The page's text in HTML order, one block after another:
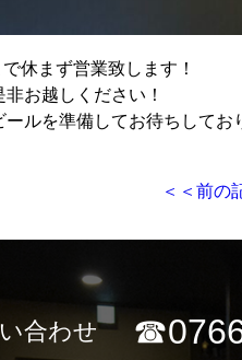
休まず営業致します！
お越しください！
ルを準備してお待ちしてお
＜＜前の
合わせ